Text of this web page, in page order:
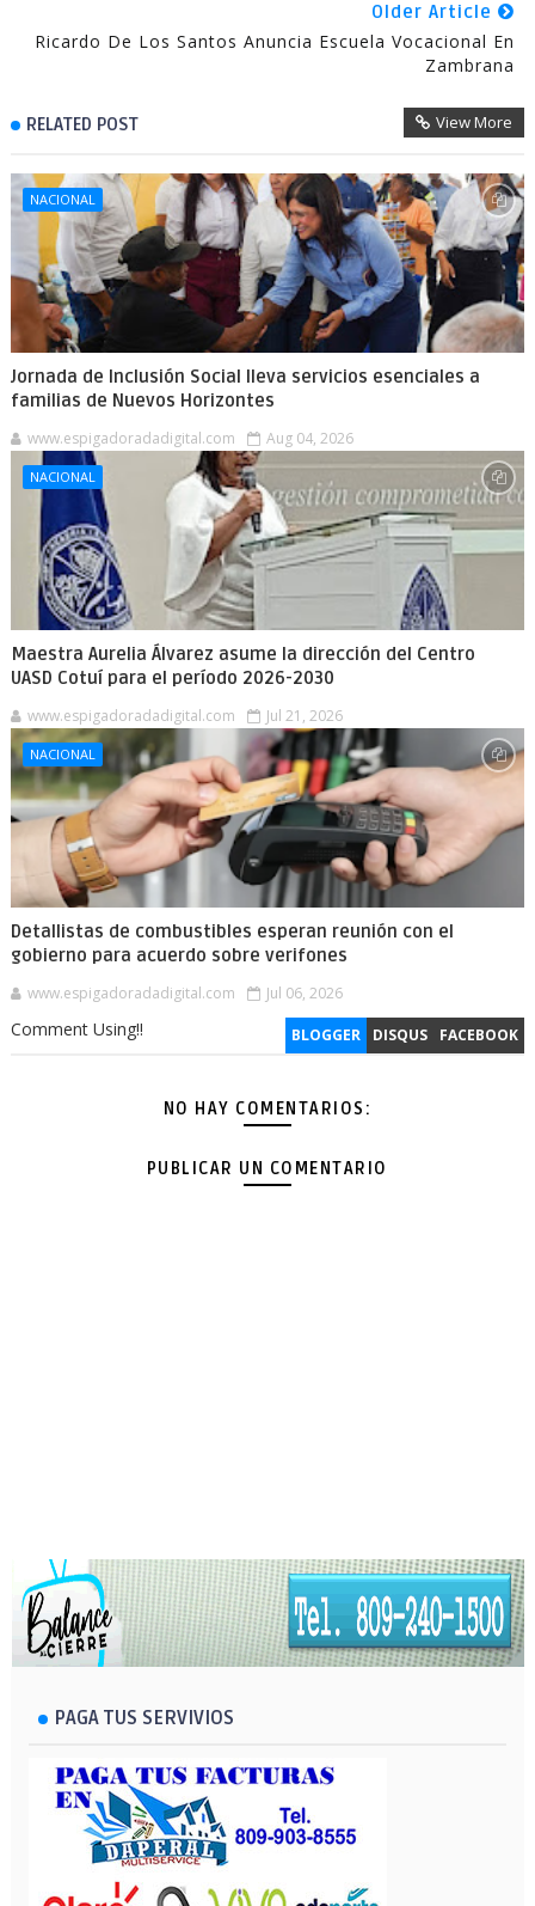
Older Article
Ricardo De Los Santos Anuncia Escuela Vocacional En
Zambrana
RELATED POST View More
NACIONAL
Jornada de Inclusión Social lleva servicios esenciales a
familias de Nuevos Horizontes
www.espigadoradadigital.com Aug 04, 2026
NACIONAL
Maestra Aurelia Álvarez asume la dirección del Centro
UASD Cotuí para el período 2026-2030
www.espigadoradadigital.com Jul 21, 2026
NACIONAL
Detallistas de combustibles esperan reunión con el
gobierno para acuerdo sobre verifones
www.espigadoradadigital.com Jul 06, 2026
BLOGGER DISQUS FACEBOOK
Comment Using!!
NO HAY COMENTARIOS:
PUBLICAR UN COMENTARIO
PAGA TUS SERVIVIOS